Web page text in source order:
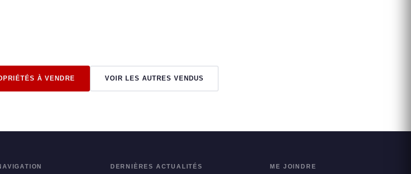
À VENDRE VOIR LES AUTRES VENDUS
DERNIÈRES ACTUALITÉS ME JOINDRE